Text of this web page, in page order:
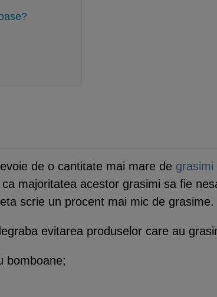
de o cantitate mai mare de grasimi
majoritatea acestor grasimi sa fie
scrie un procent mai mic de grasime.
evitarea produselor care au
bomboane;